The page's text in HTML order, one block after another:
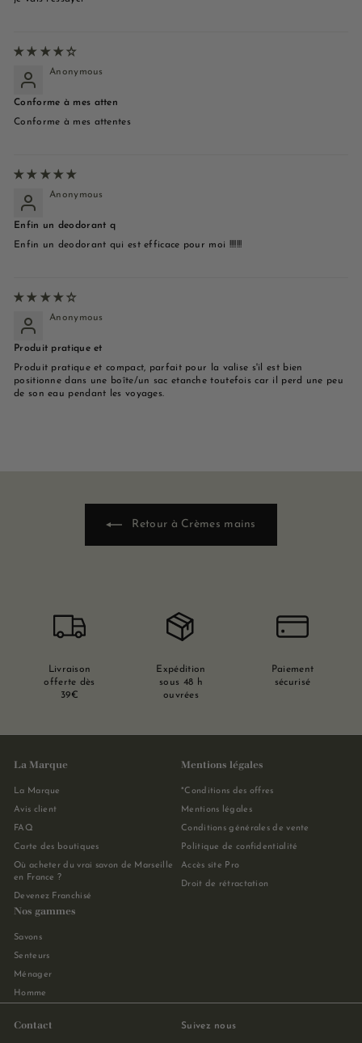
Anonymous
Conforme à mes atten
Conforme à mes attentes
Anonymous
Enfin un deodorant q
Enfin un deodorant qui est efficace pour moi !!!!!!!
Anonymous
Produit pratique et
Produit pratique et compact, parfait pour la valise s'il est bien
positionne dans une boîte/un sac etanche toutefois car il perd une peu
de son eau pendant les voyages.
Retour à Crèmes mains
Livraison
offerte dès
39€
Expédition
sous 48 h
ouvrées
Paiement
sécurisé
La Marque
La Marque
Avis client
FAQ
Carte des boutiques
Où acheter du vrai savon de Marseille
en France ?
Devenez Franchisé
Mentions légales
*Conditions des offres
Mentions légales
Conditions générales de vente
Politique de confidentialité
Accès site Pro
Droit de rétractation
Nos gammes
Savons
Senteurs
Ménager
Homme
Contact Suivez nous